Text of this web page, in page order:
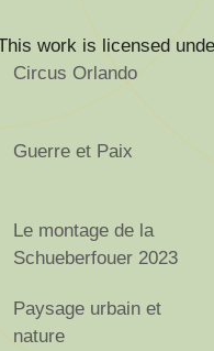
work is licensed
Circus Orlando
Guerre et Paix
Le montage de la
Schueberfouer 2023
Paysage urbain et
nature